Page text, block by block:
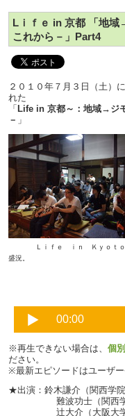
Lｉｆｅ in 京都 「地
これから－」Part4
２０１０年７月３日（土）
れた
「 Life in 京都～：地域→ジ
－ 」
Ｌｉｆｅ ｉｎ Ｋｙｏｔｏ
盛況。
※再生できない場合は、 個
ださい。
※最新エピソードはユーザ
★出演：鈴木謙介（関西学
難波功士（関西学院
辻大介（大阪大学